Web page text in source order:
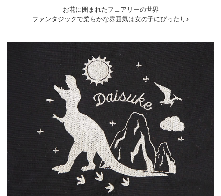
お花に囲まれたフェアリーの世界
ファンタジックで柔らかな雰囲気は女の子にぴったり♪